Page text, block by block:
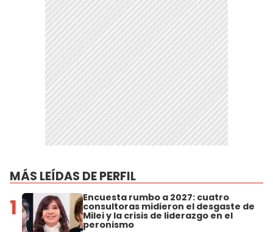
MÁS LEÍDAS DE PERFIL
1 Encuesta rumbo a 2027: cuatro
consultoras midieron el desgaste de
Milei y la crisis de liderazgo en el
peronismo